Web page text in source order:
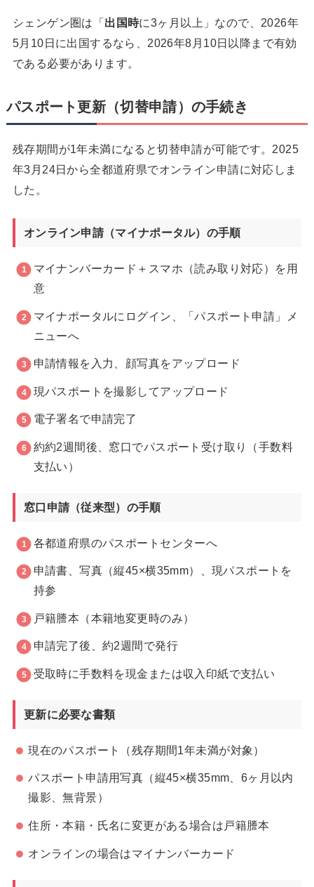
シェンゲン圏は「出国時に3ヶ月以上」なので、2026年
5月10日に出国するなら、2026年8月10日以降まで有効
である必要があります。
パスポート更新（切替申請）の手続き
残存期間が1年未満になると切替申請が可能です。2025
年3月24日から全都道府県でオンライン申請に対応しま
した。
オンライン申請（マイナポータル）の手順
マイナンバーカード＋スマホ（読み取り対応）を用
意
マイナポータルにログイン、「パスポート申請」メ
ニューへ
申請情報を入力、顔写真をアップロード
現パスポートを撮影してアップロード
電子署名で申請完了
約約2週間後、窓口でパスポート受け取り（手数料
支払い）
窓口申請（従来型）の手順
各都道府県のパスポートセンターへ
申請書、写真（縦45×横35mm）、現パスポートを
持参
戸籍謄本（本籍地変更時のみ）
申請完了後、約2週間で発行
受取時に手数料を現金または収入印紙で支払い
更新に必要な書類
現在のパスポート（残存期間1年未満が対象）
パスポート申請用写真（縦45×横35mm、6ヶ月以内
撮影、無背景）
住所・本籍・氏名に変更がある場合は戸籍謄本
オンラインの場合はマイナンバーカード